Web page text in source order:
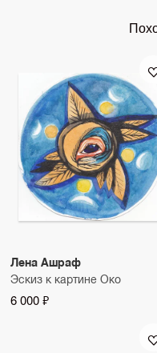
Лена Ашраф
Эскиз к картине Око
6 000 ₽